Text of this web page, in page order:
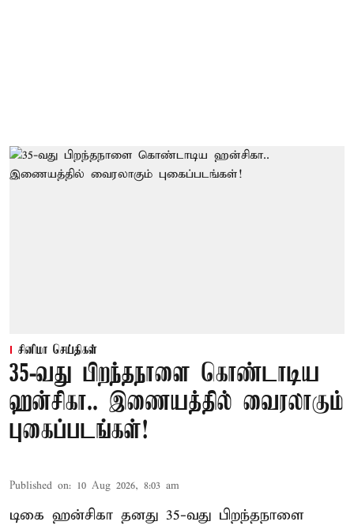
சினிமா செய்திகள்
35-வது பிறந்தநாளை கொண்டாடிய
ஹன்சிகா.. இணையத்தில் வைரலாகும்
புகைப்படங்கள்!
Published on: 10 Aug 2026, 8:03 am
டிகை ஹன்சிகா தனது 35-வது பிறந்தநாளை